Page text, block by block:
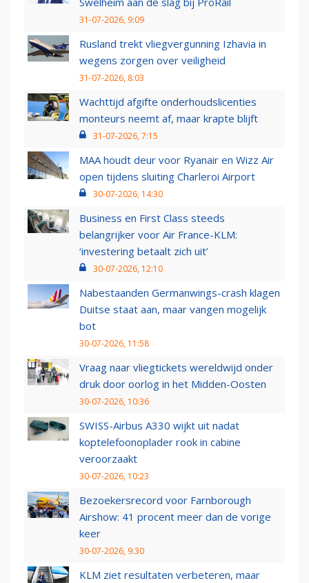
31-07-2026, 9:09
Rusland trekt vliegvergunning Izhavia in
wegens zorgen over veiligheid
31-07-2026, 8:03
Wachttijd afgifte onderhoudslicenties
monteurs neemt af, maar krapte blijft
31-07-2026, 7:15
MAA houdt deur voor Ryanair en Wizz Air
open tijdens sluiting Charleroi Airport
30-07-2026, 14:30
Business en First Class steeds
belangrijker voor Air France-KLM:
‘investering betaalt zich uit’
30-07-2026, 12:10
Nabestaanden Germanwings-crash klagen
Duitse staat aan, maar vangen mogelijk
bot
30-07-2026, 11:58
Vraag naar vliegtickets wereldwijd onder
druk door oorlog in het Midden-Oosten
30-07-2026, 10:36
SWISS-Airbus A330 wijkt uit nadat
koptelefoonoplader rook in cabine
veroorzaakt
30-07-2026, 10:23
Bezoekersrecord voor Farnborough
Airshow: 41 procent meer dan de vorige
keer
30-07-2026, 9:30
KLM ziet resultaten verbeteren, maar